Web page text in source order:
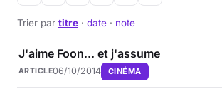
Trier par titre · date · note
J'aime Foon... et j'assume
ARTICLE06/10/2014 CINÉMA